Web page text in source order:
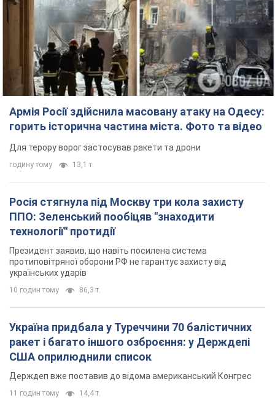
Армія Росії здійснила масовану атаку на Одесу:
горить історична частина міста. Фото та відео
Для терору ворог застосував ракети та дрони
годину тому 13,1 т.
Росія стягнула під Москву три кола захисту
ППО: Зеленський пообіцяв "знаходити
технології" протидії
Президент заявив, що навіть посилена система
протиповітряної оборони РФ не гарантує захисту від
українських ударів
10 годин тому 86,3 т.
Україна придбала у Туреччини 70 балістичних
ракет і багато іншого озброєння: у Держдепі
США оприлюднили список
Держдеп вже поставив до відома американський Конгрес
11 годин тому 14,4 т.